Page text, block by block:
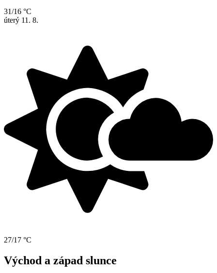
31/16 °C
úterý 11. 8.
27/17 °C
Východ a západ slunce